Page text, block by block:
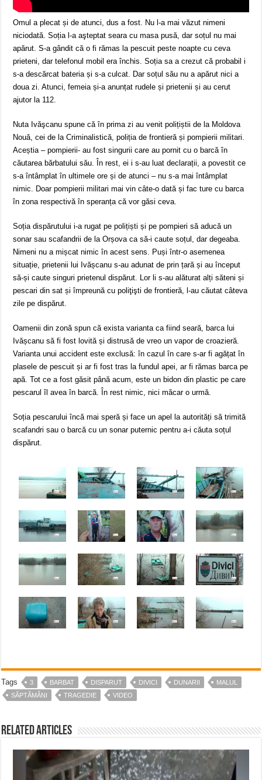
Omul a plecat și de atunci, dus a fost. Nu l-a mai văzut nimeni
niciodată. Soția l-a aşteptat seara cu masa pusă, dar soțul nu mai
apărut. S-a gândit că o fi rămas la pescuit peste noapte cu ceva
prieteni, dar telefonul mobil era închis. Soția sa a crezut că probabil i
s-a descărcat bateria și s-a culcat. Dar soțul său nu a apărut nici a
doua zi. Atunci, femeia și-a anunțat rudele și prietenii și au cerut
ajutor la 112.
Nuta Ivăşcanu spune că în prima zi au venit polițiștii de la Moldova
Nouă, cei de la Criminalistică, poliția de frontieră și pompierii militari.
Aceștia – pompierii- au fost singurii care au pornit cu o barcă în
căutarea bărbatului său. În rest, ei i s-au luat declarații, a povestit ce
s-a întâmplat în ultimele ore și de atunci – nu s-a mai întâmplat
nimic. Doar pompierii militari mai vin câte-o dată și fac ture cu barca
în zona respectivă în speranța că vor găsi ceva.
Soția dispărutului i-a rugat pe polițiști și pe pompieri să aducă un
sonar sau scafandrii de la Orșova ca să-i caute soțul, dar degeaba.
Nimeni nu a mișcat nimic în acest sens. Puși într-o asemenea
situație, prietenii lui Ivășcanu s-au adunat de prin țară și au început
să-și caute singuri prietenul dispărut. Lor li s-au alăturat alți săteni și
pescari din sat și împreună cu poliţişti de frontieră, l-au căutat câteva
zile pe dispărut.
Oamenii din zonă spun că exista varianta ca fiind seară, barca lui
Ivășcanu să fi fost lovită și distrusă de vreo un vapor de croazieră.
Varianta unui accident este exclusă: în cazul în care s-ar fi agățat în
plasele de pescuit și ar fi fost tras la fundul apei, ar fi rămas barca pe
apă. Tot ce a fost găsit până acum, este un bidon din plastic pe care
pescarul îl avea în barcă. În rest nimic, nici măcar o urmă.
Soția pescarului încă mai speră și face un apel la autorități să trimită
scafandri sau o barcă cu un sonar puternic pentru a-i căuta soțul
dispărut.
Tags 3 BARBAT DISPARUT DIVICI DUNARII
MALUL
SĂPTĂMÂNI
TRAGEDIE VIDEO
Related Articles